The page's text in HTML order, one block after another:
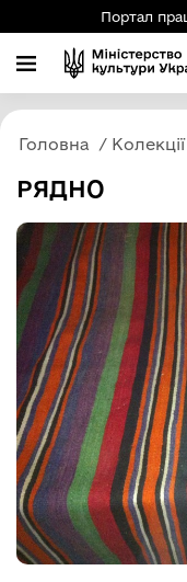
Портал
Головна Колекції
РЯДНО